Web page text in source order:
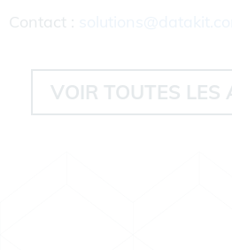
Contact :
VOIR TOUTES LES